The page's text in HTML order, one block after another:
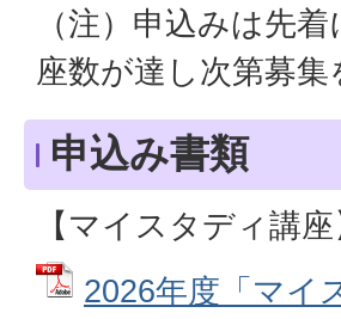
（注）申込みは先
座数が達し次第募
申込み書類
【マイスタディ講座
2026年度「マイ